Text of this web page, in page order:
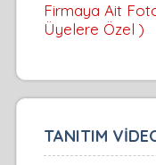
Firmaya Ait
Üyelere Özel )
TANITIM